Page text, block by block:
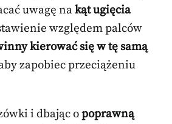
uwagę nakąt ugięcia
względem palców
kierować się w tę samą
zapobiec przeciążeniu
i dbając opoprawną